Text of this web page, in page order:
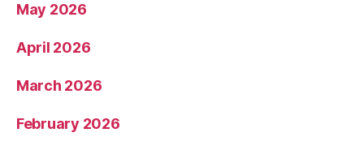
May 2026
April 2026
March 2026
February 2026